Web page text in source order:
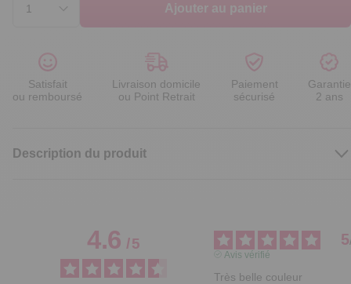
Ajouter au panier
Satisfait
ou remboursé
Livraison domicile
ou Point Retrait
Paiement
sécurisé
Garantie
2 ans
Description du produit
4.6/5 5
Avis vérifié
Très belle couleur